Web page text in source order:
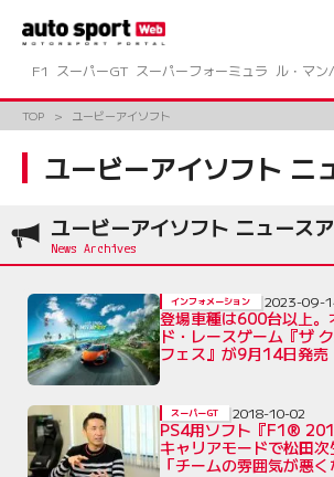
ツ
ス
F1 スーパーGT スーパーフォーミュラ ル・マン
TOP ユービーアイソフト
ユービーアイソフト ニ
ユービーアイソフト ニュース
登場車種は600台以上。
ド・レースゲーム『ザ
フェス』が9月14日発売
インフォメーション 2023-09-
PS4用ソフト『F1®
キャリアモードで松田
「チームの雰囲気が悪
スーパーGT 2018-10-02